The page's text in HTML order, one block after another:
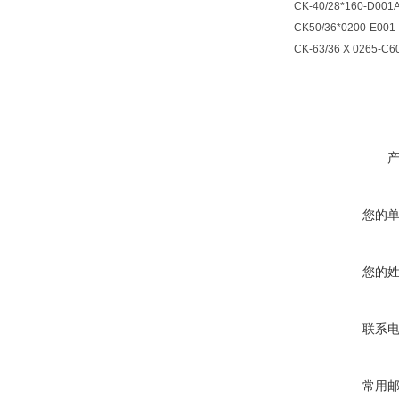
CK-40/28*160-
CK50/36*0200-E001
CK-63/36 X 0265-
您的
您的
联系
常用